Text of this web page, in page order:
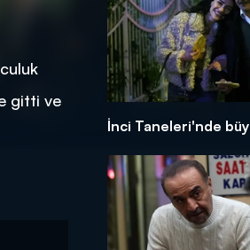
gitti ve
İnci Taneleri'nde